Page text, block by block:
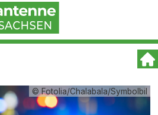
© Fotolia/Chalabala/Symbolbil